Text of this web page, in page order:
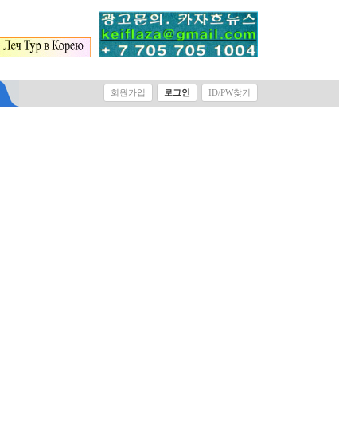
회원가입 로그인 ID/PW찾기